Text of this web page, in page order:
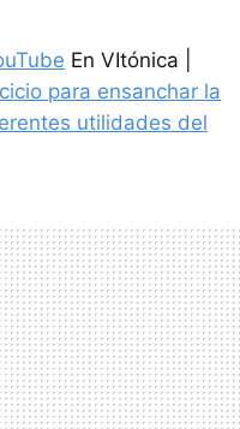
En VItónica |
para ensanchar la
utilidades del